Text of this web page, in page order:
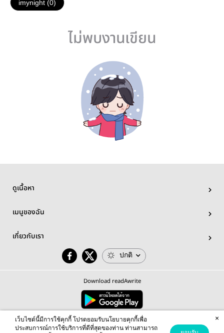
imynight (0)
ไม่พบงานเขียน
ดูเนื้อหา
เมนูของฉัน
เกี่ยวกับเรา
ปกติ
Download readAwrite
© 2026 readAwrite.com by MEB Corporation Public Company Limited
This site is protected by reCAPTCHA and the Google Privacy Policy Terms of Serviceapply.
เว็บไซต์นี้มีการใช้คุกกี้ โปรดยอมรับนโยบายคุกกี้เพื่อ
ประสบการณ์การใช้บริการที่ดีที่สุดของท่าน ท่านสามารถ
×